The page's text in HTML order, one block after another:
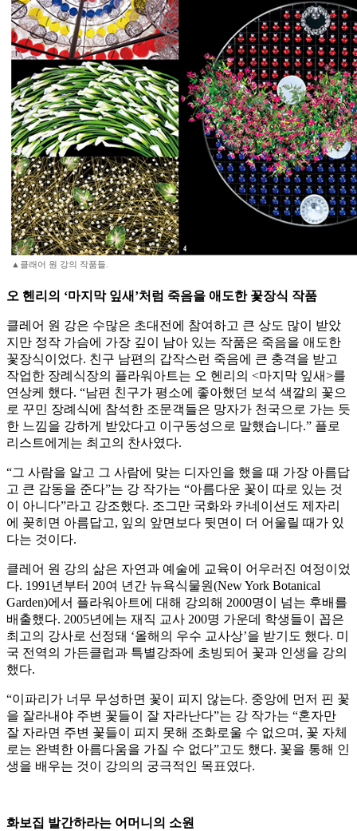
▲클래어 원 강의 작품들.
오 헨리의 ‘마지막 잎새’처럼 죽음을 애도한 꽃장식 작품
클레어 원 강은 수많은 초대전에 참여하고 큰 상도 많이 받았
지만 정작 가슴에 가장 깊이 남아 있는 작품은 죽음을 애도한
꽃장식이었다. 친구 남편의 갑작스런 죽음에 큰 충격을 받고
작업한 장례식장의 플라워아트는 오 헨리의 <마지막 잎새>를
연상케 했다. “남편 친구가 평소에 좋아했던 보석 색깔의 꽃으
로 꾸민 장례식에 참석한 조문객들은 망자가 천국으로 가는 듯
한 느낌을 강하게 받았다고 이구동성으로 말했습니다.” 플로
리스트에게는 최고의 찬사였다.
“그 사람을 알고 그 사람에 맞는 디자인을 했을 때 가장 아름답
고 큰 감동을 준다”는 강 작가는 “아름다운 꽃이 따로 있는 것
이 아니다”라고 강조했다. 조그만 국화와 카네이션도 제자리
에 꽂히면 아름답고, 잎의 앞면보다 뒷면이 더 어울릴 때가 있
다는 것이다.
클레어 원 강의 삶은 자연과 예술에 교육이 어우러진 여정이었
다. 1991년부터 20여 년간 뉴욕식물원(New York Botanical
Garden)에서 플라워아트에 대해 강의해 2000명이 넘는 후배를
배출했다. 2005년에는 재직 교사 200명 가운데 학생들이 꼽은
최고의 강사로 선정돼 ‘올해의 우수 교사상’을 받기도 했다. 미
국 전역의 가든클럽과 특별강좌에 초빙되어 꽃과 인생을 강의
했다.
“이파리가 너무 무성하면 꽃이 피지 않는다. 중앙에 먼저 핀 꽃
을 잘라내야 주변 꽃들이 잘 자라난다”는 강 작가는 “혼자만
잘 자라면 주변 꽃들이 피지 못해 조화로울 수 없으며, 꽃 자체
로는 완벽한 아름다움을 가질 수 없다”고도 했다. 꽃을 통해 인
생을 배우는 것이 강의의 궁극적인 목표였다.
화보집 발간하라는 어머니의 소원